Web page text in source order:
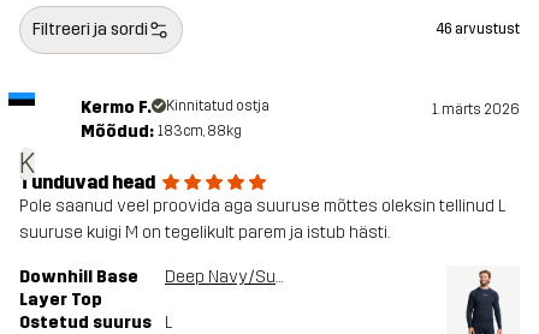
Filtreeri ja sordi 46 arvustust
K
Kermo F. Kinnitatud ostja 1. märts 2026
Mõõdud: 183cm, 88kg
Tunduvad head
Pole saanud veel proovida aga suuruse mõttes oleksin tellinud L
suuruse kuigi M on tegelikult parem ja istub hästi.
Downhill Base
Layer Top
Deep Navy/Surf The Web
Ostetud suurus L